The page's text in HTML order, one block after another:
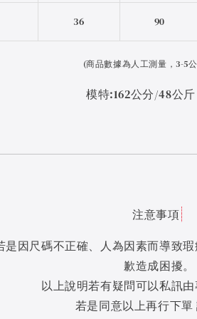
36 90
(商品數據為人工測量，3-5
模特:162公分/48公
注意事項
是因尺碼不正確、人為因素而導致
歉造成困擾。
以上說明若有疑問可以私訊由
若是同意以上再行下單